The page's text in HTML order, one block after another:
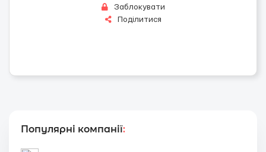
Заблокувати
Поділитися
Популярні компанії: